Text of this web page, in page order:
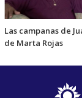
Las campanas de
de Marta Rojas